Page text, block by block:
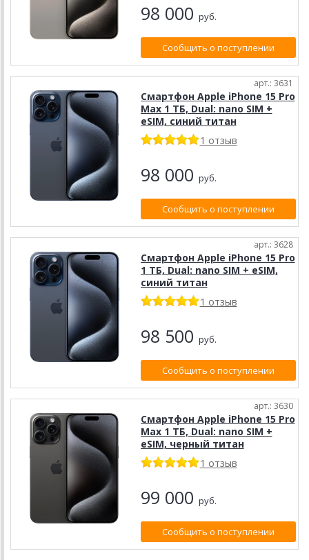
98 000 руб.
Сообщить о поступлении
арт.: 3631
Смартфон Apple iPhone 15 Pro
Max 1 ТБ, Dual: nano SIM +
eSIM, синий титан
1 отзыв
98 000 руб.
Сообщить о поступлении
арт.: 3628
Смартфон Apple iPhone 15 Pro
1 ТБ, Dual: nano SIM + eSIM,
синий титан
1 отзыв
98 500 руб.
Сообщить о поступлении
арт.: 3630
Смартфон Apple iPhone 15 Pro
Max 1 ТБ, Dual: nano SIM +
eSIM, черный титан
1 отзыв
99 000 руб.
Сообщить о поступлении